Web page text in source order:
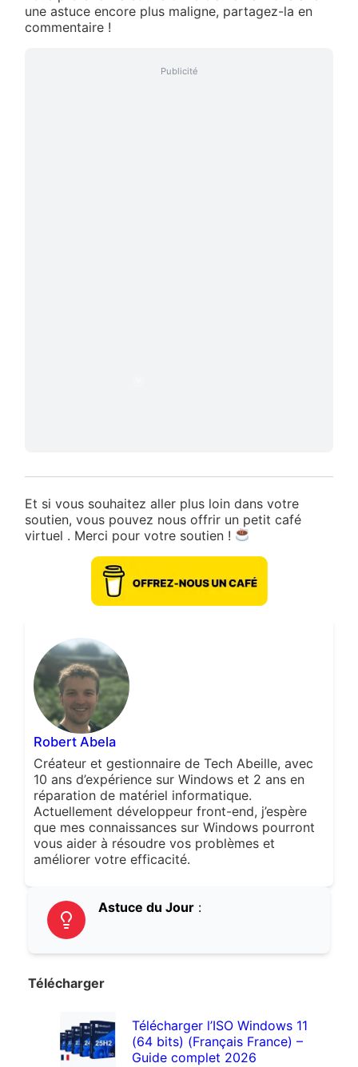
une astuce encore plus maligne, partagez-la en
commentaire !
Publicité
Et si vous souhaitez aller plus loin dans votre
soutien, vous pouvez nous offrir un petit café
virtuel . Merci pour votre soutien !
Robert Abela
Créateur et gestionnaire de Tech Abeille, avec
10 ans d’expérience sur Windows et 2 ans en
réparation de matériel informatique.
Actuellement développeur front-end, j’espère
que mes connaissances sur Windows pourront
vous aider à résoudre vos problèmes et
améliorer votre efficacité.
Astuce du Jour:
Télécharger
Télécharger l’ISO Windows 11
(64 bits) (Français France) –
Guide complet 2026